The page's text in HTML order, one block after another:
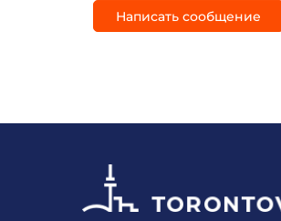
Написать сообщение